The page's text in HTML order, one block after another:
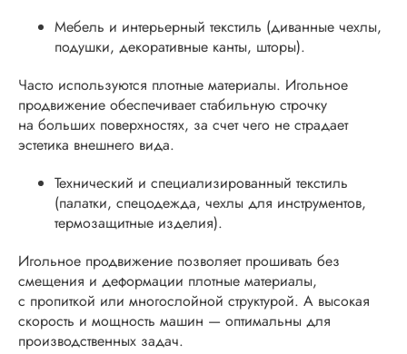
Мебель и интерьерный текстиль (диванные чехлы,
подушки, декоративные канты, шторы).
Часто используются плотные материалы. Игольное
продвижение обеспечивает стабильную строчку
на больших поверхностях, за счет чего не страдает
эстетика внешнего вида.
Технический и специализированный текстиль
(палатки, спецодежда, чехлы для инструментов,
термозащитные изделия).
Игольное продвижение позволяет прошивать без
смещения и деформации плотные материалы,
с пропиткой или многослойной структурой. А высокая
скорость и мощность машин — оптимальны для
производственных задач.